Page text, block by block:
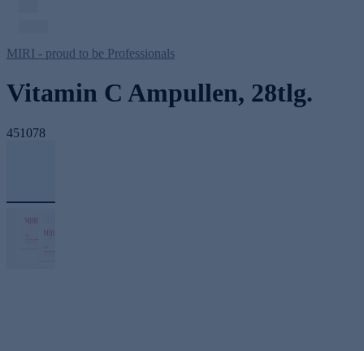
MIRI - proud to be Professionals
Vitamin C Ampullen, 28tlg.
451078